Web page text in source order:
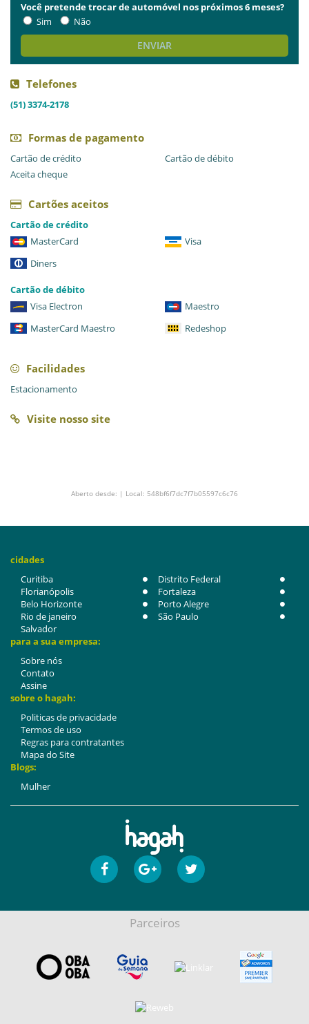
Você pretende trocar de automóvel nos próximos 6 meses?
Sim
Não
ENVIAR
Telefones
(51) 3374-2178
Formas de pagamento
Cartão de crédito
Cartão de débito
Aceita cheque
Cartões aceitos
Cartão de crédito
MasterCard
Visa
Diners
Cartão de débito
Visa Electron
Maestro
MasterCard Maestro
Redeshop
Facilidades
Estacionamento
Visite nosso site
Aberto desde: | Local: 548bf6f7dc7f7b05597c6c76
cidades
Curitiba
Distrito Federal
Florianópolis
Fortaleza
Belo Horizonte
Porto Alegre
Rio de janeiro
São Paulo
Salvador
para a sua empresa:
Sobre nós
Contato
Assine
sobre o hagah:
Politicas de privacidade
Termos de uso
Regras para contratantes
Mapa do Site
Blogs:
Mulher
Parceiros